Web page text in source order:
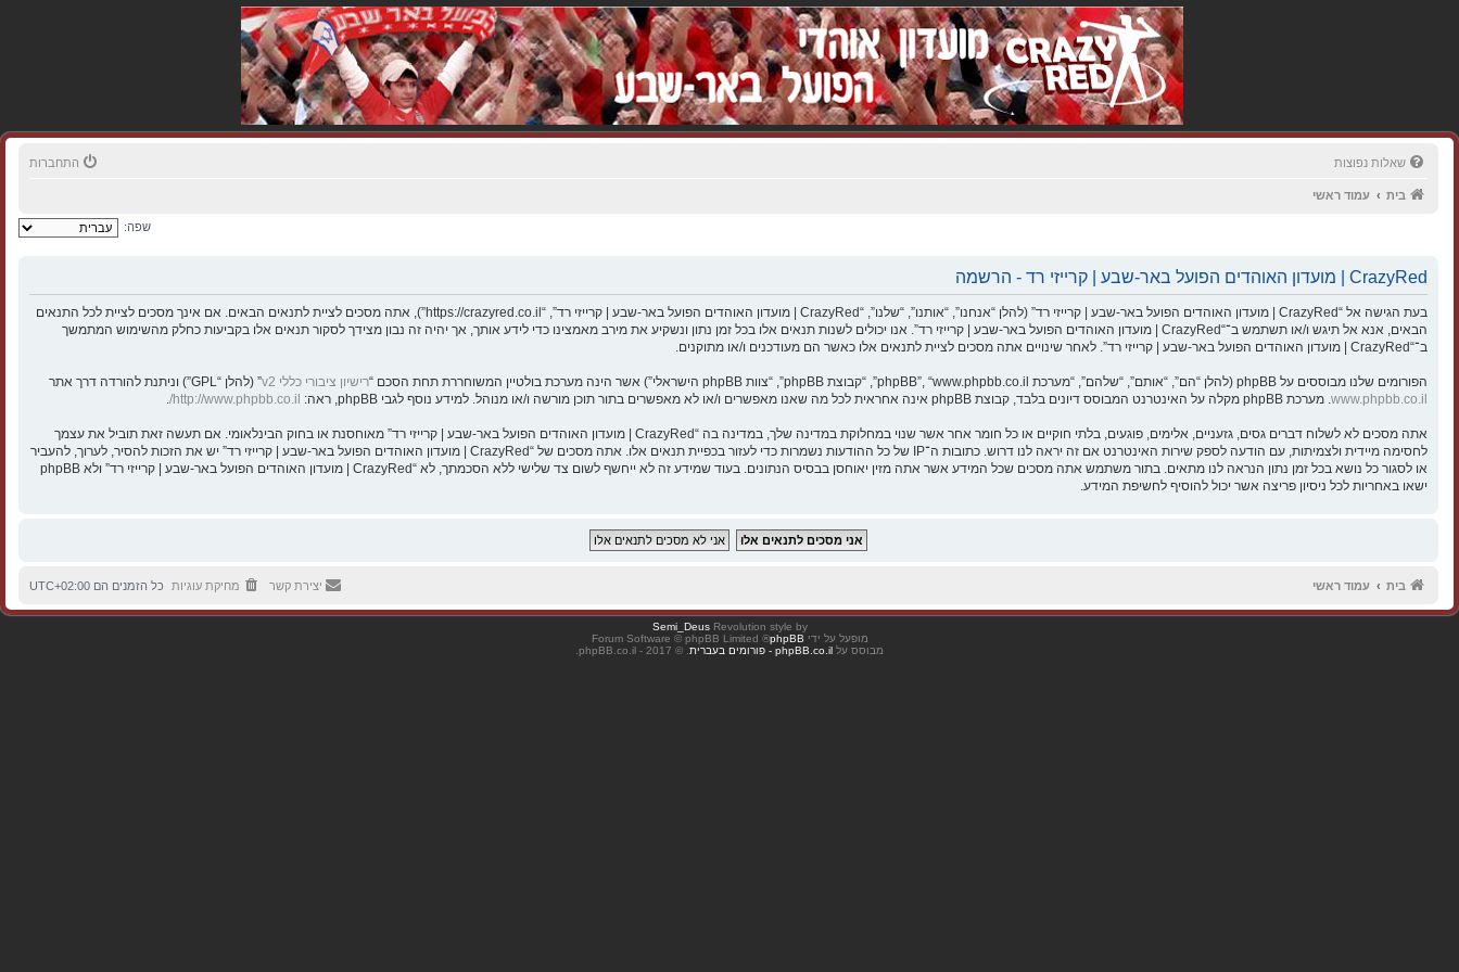
שאלות נפוצות התחברות
בית עמוד ראשי
שפה:
CrazyRed | מועדון האוהדים הפועל באר-שבע | קרייזי רד - הרשמה
בעת הגישה אל “CrazyRed | מועדון האוהדים הפועל באר-שבע | קרייזי רד” (להלן “אנחנו”, “אותנו”, “שלנו”, “CrazyRed | מועדון האוהדים הפועל באר-שבע | קרייזי רד”, “https://crazyred.co.il”), אתה מסכים לציית לתנאים הבאים. אם אינך מסכים לציית לכל התנאים
הבאים, אנא אל תיגש ו/או תשתמש ב־“CrazyRed | מועדון האוהדים הפועל באר-שבע | קרייזי רד”. אנו יכולים לשנות תנאים אלו בכל זמן נתון ונשקיע את מירב מאמצינו כדי לידע אותך, אך יהיה זה נבון מצידך לסקור תנאים אלו בקביעות כחלק מהשימוש המתמשך
ב־“CrazyRed | מועדון האוהדים הפועל באר-שבע | קרייזי רד”. לאחר שינויים אתה מסכים לציית לתנאים אלו כאשר הם מעודכנים ו/או מתוקנים.
הפורומים שלנו מבוססים על phpBB (להלן “הם”, “אותם”, “שלהם”, “מערכת phpBB”, “www.phpbb.co.il”, “קבוצת phpBB”, “צוות phpBB הישראלי”) אשר הינה מערכת בולטיין המשוחררת תחת הסכם “ רישיון ציבורי כללי v2
” (להלן “GPL”) וניתנת להורדה דרך אתר
www.phpbb.co.il . מערכת phpBB מקלה על האינטרנט המבוסס דיונים בלבד, קבוצת phpBB אינה אחראית לכל מה שאנו מאפשרים ו/או לא מאפשרים בתור תוכן מורשה ו/או מנוהל. למידע נוסף לגבי phpBB, ראה: http://www.phpbb.co.il/
אתה מסכים לא לשלוח דברים גסים, גזעניים, אלימים, פוגעים, בלתי חוקיים או כל חומר אחר אשר שנוי במחלוקת במדינה שלך, במדינה בה “CrazyRed | מועדון האוהדים הפועל באר-שבע | קרייזי רד” מאוחסנת או בחוק הבינלאומי. אם תעשה זאת תוביל את עצמך
לחסימה מיידית ולצמיתות, עם הודעה לספק שירות האינטרנט אם זה יראה לנו דרוש. כתובות ה־IP של כל ההודעות נשמרות כדי לעזור בכפיית תנאים אלו. אתה מסכים של “CrazyRed | מועדון האוהדים הפועל באר-שבע | קרייזי רד” יש את הזכות להסיר, לערוך, להעביר
או לסגור כל נושא בכל זמן נתון הנראה לנו מתאים. בתור משתמש אתה מסכים שכל המידע אשר אתה מזין יאוחסן בבסיס הנתונים. בעוד שמידע זה לא ייחשף לשום צד שלישי ללא הסכמתך, לא “CrazyRed | מועדון האוהדים הפועל באר-שבע | קרייזי רד” ולא phpBB
ישאו באחריות לכל ניסיון פריצה אשר יכול להוסיף לחשיפת המידע.
בית עמוד ראשי כל הזמנים הם UTC+02:00 מחיקת עוגיות יצירת קשר
Revolution style by
Semi_Deus
מופעל על ידי phpBB
® Forum Software © phpBB Limited
מבוסס על phpBB.co.il - פורומים בעברית . © 2017 - phpBB.co.il.